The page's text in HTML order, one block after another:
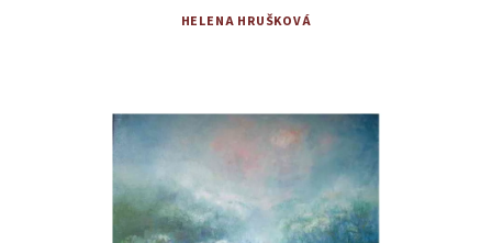
HELENA HRUŠKOVÁ